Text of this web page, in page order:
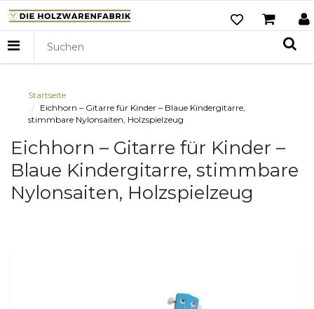
Startseite
Eichhorn – Gitarre für Kinder – Blaue Kindergitarre,
stimmbare Nylonsaiten, Holzspielzeug
Eichhorn – Gitarre für Kinder –
Blaue Kindergitarre, stimmbare
Nylonsaiten, Holzspielzeug